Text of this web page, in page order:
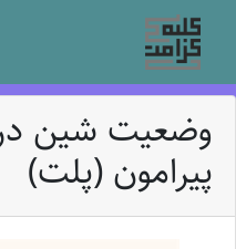
وضعیت شین
پیرامون (پلت)